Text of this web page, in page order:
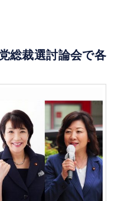
総裁選討論会で各